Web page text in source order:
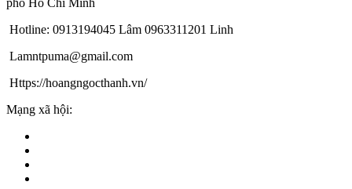
Hotline: 0913194045 Lâm 0963311201 Linh
Lamntpuma@gmail.com
Https://hoangngocthanh.vn/
Mạng xã hội: